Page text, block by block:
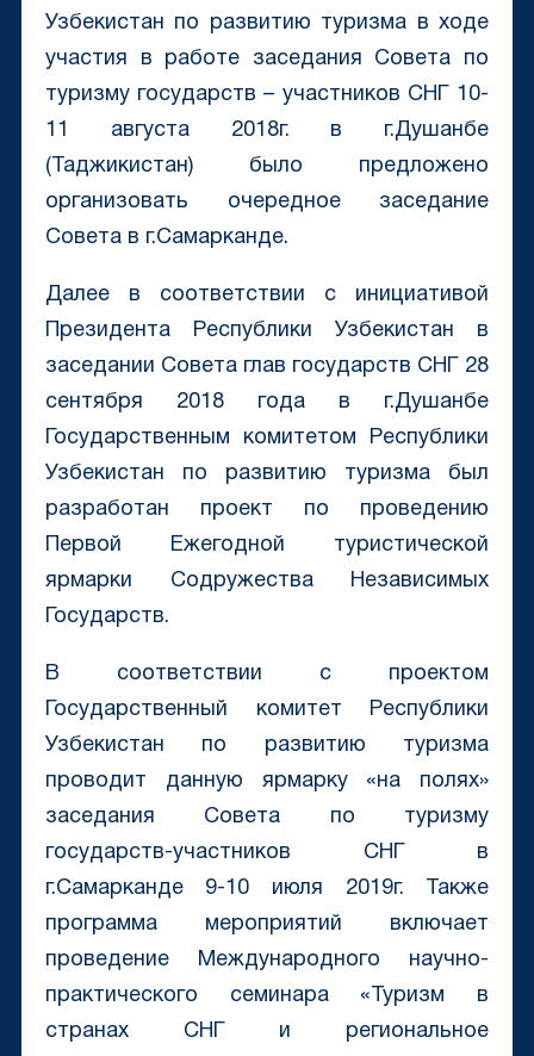
Узбекистан по развитию туризма в ходе
участия в работе заседания Совета по
туризму государств – участников СНГ 10-
11 августа 2018г. в г.Душанбе
(Таджикистан) было предложено
организовать очередное заседание
Совета в г.Самарканде.
Далее в соответствии с инициативой
Президента Республики Узбекистан в
заседании Совета глав государств СНГ 28
сентября 2018 года в г.Душанбе
Государственным комитетом Республики
Узбекистан по развитию туризма был
разработан проект по проведению
Первой Ежегодной туристической
ярмарки Содружества Независимых
Государств.
В соответствии с проектом
Государственный комитет Республики
Узбекистан по развитию туризма
проводит данную ярмарку «на полях»
заседания Совета по туризму
государств-участников СНГ в
г.Самарканде 9-10 июля 2019г. Также
программа мероприятий включает
проведение Международного научно-
практического семинара «Туризм в
странах СНГ и региональное